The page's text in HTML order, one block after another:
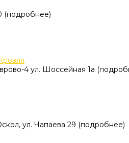
(подробнее)
4 ул. Шоссейная 1а
ул. Чапаева 29 (подробнее)